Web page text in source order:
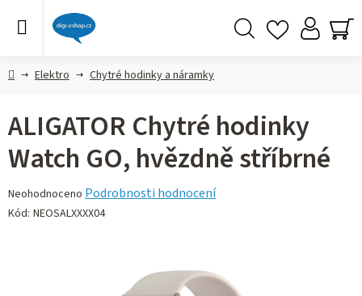
DomůElektro Chytré hodinky a náramky
ALIGATOR Chytré hodinky
Watch GO, hvězdně stříbrné
Průměrné
hodnocení
Neohodnoceno Podrobnosti hodnocení
Kód: NEOSALXXXX04